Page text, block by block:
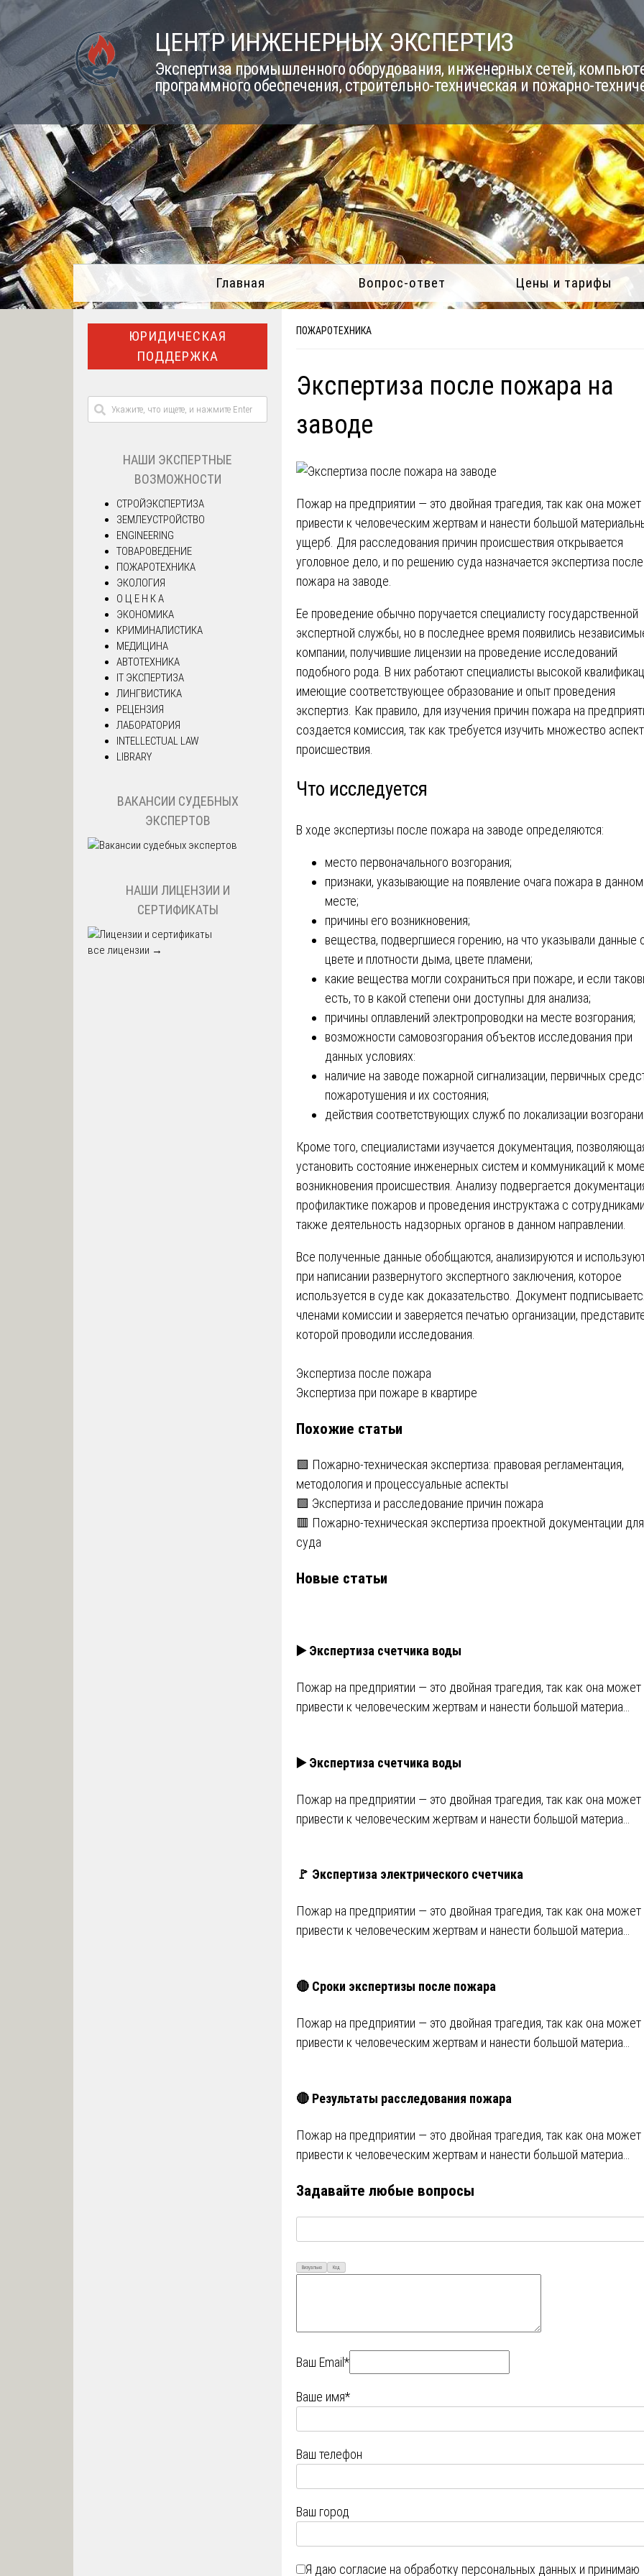
Skip
to
content
ЦЕНТР ИНЖЕНЕРНЫХ ЭКСПЕРТИЗ
Экспертиза промышленного оборудования, инженерных сетей,
программного обеспечения, строительно-техническая и пожарно-
Главная Вопрос-ответ Цены и тарифы
ПОЖАРОТЕХНИКА
Экспертиза после пожара на
заводе
Пожар на предприятии ― это двойная трагедия, так как она может
привести к человеческим жертвам и нанести большой
ущерб. Для расследования причин происшествия открывается
уголовное дело, и по решению суда назначается экспертиза после
пожара на заводе.
Ее проведение обычно поручается специалисту государственной
экспертной службы, но в последнее время появились
компании, получившие лицензии на проведение исследований
подобного рода. В них работают специалисты высокой
имеющие соответствующее образование и опыт проведения
экспертиз. Как правило, для изучения причин пожара на
создается комиссия, так как требуется изучить множество
происшествия.
Что исследуется
В ходе экспертизы после пожара на заводе определяются:
место первоначального возгорания;
признаки, указывающие на появление очага пожара в данном
месте;
причины его возникновения;
вещества, подвергшиеся горению, на что указывали данные
цвете и плотности дыма, цвете пламени;
какие вещества могли сохраниться при пожаре, и если
есть, то в какой степени они доступны для анализа;
причины оплавлений электропроводки на месте возгорания;
возможности самовозгорания объектов исследования при
данных условиях:
наличие на заводе пожарной сигнализации, первичных
пожаротушения и их состояния;
действия соответствующих служб по локализации
Кроме того, специалистами изучается документация,
установить состояние инженерных систем и коммуникаций к
возникновения происшествия. Анализу подвергается
профилактике пожаров и проведения инструктажа с
также деятельность надзорных органов в данном направлении.
Все полученные данные обобщаются, анализируются и
при написании развернутого экспертного заключения, которое
используется в суде как доказательство. Документ
членами комиссии и заверяется печатью организации,
которой проводили исследования.
Навигация
записям
Экспертиза после пожара
Экспертиза при пожаре в квартире
Похожие статьи
🟩 Пожарно-техническая экспертиза: правовая регламентация,
методология и процессуальные аспекты
🟩 Экспертиза и расследование причин пожара
🟥 Пожарно-техническая экспертиза проектной документации для
суда
Новые статьи
▶️ Экспертиза счетчика воды
Пожар на предприятии ― это двойная трагедия, так как она может
привести к человеческим жертвам и нанести большой материа…
▶️ Экспертиза счетчика воды
Пожар на предприятии ― это двойная трагедия, так как она может
привести к человеческим жертвам и нанести большой материа…
🚩 Экспертиза электрического счетчика
Пожар на предприятии ― это двойная трагедия, так как она может
привести к человеческим жертвам и нанести большой материа…
🔴 Сроки экспертизы после пожара
Пожар на предприятии ― это двойная трагедия, так как она может
привести к человеческим жертвам и нанести большой материа…
🔴 Результаты расследования пожара
Пожар на предприятии ― это двойная трагедия, так как она может
привести к человеческим жертвам и нанести большой материа…
Задавайте любые вопросы
Визуально Код
Ваш Email*
Ваше имя*
Ваш телефон
Ваш город
Я даю согласие на обработку персональных данных и принимаю
ЮРИДИЧЕСКАЯ
ПОДДЕРЖКА
НАШИ ЭКСПЕРТНЫЕ
ВОЗМОЖНОСТИ
СТРОЙЭКСПЕРТИЗА
ЗЕМЛЕУСТРОЙСТВО
ENGINEERING
ТОВАРОВЕДЕНИЕ
ПОЖАРОТЕХНИКА
ЭКОЛОГИЯ
О Ц Е Н К А
ЭКОНОМИКА
КРИМИНАЛИСТИКА
МЕДИЦИНА
АВТОТЕХНИКА
IT ЭКСПЕРТИЗА
ЛИНГВИСТИКА
РЕЦЕНЗИЯ
ЛАБОРАТОРИЯ
INTELLECTUAL LAW
LIBRARY
ВАКАНСИИ СУДЕБНЫХ
ЭКСПЕРТОВ
НАШИ ЛИЦЕНЗИИ И
СЕРТИФИКАТЫ
все лицензии →